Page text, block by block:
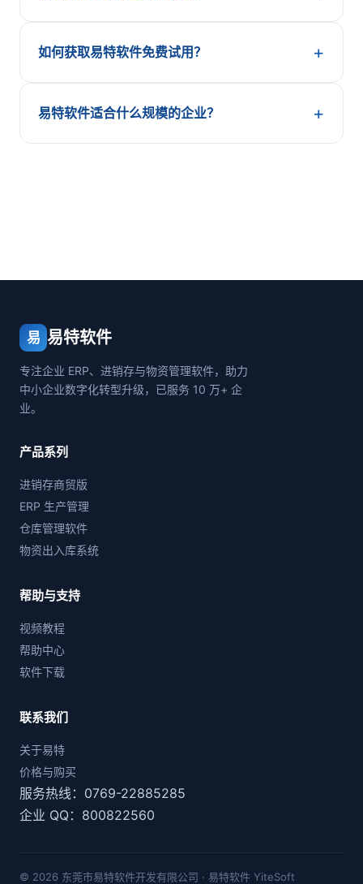
如何获取易特软件免费试用？
易特软件适合什么规模的企业？
易 易特软件
专注企业 ERP、进销存与物资管理软件，助力
中小企业数字化转型升级，已服务 10 万+ 企
业。
产品系列
进销存商贸版
ERP 生产管理
仓库管理软件
物资出入库系统
帮助与支持
视频教程
帮助中心
软件下载
联系我们
关于易特
价格与购买
服务热线：0769-22885285
企业 QQ：800822560
© 2026 东莞市易特软件开发有限公司 · 易特软件 YiteSoft